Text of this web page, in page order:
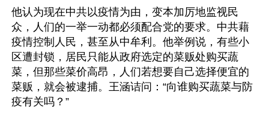
他认为现在中共以疫情为由，变本加厉地监视民
众，人们的一举一动都必须配合党的要求。中共藉
疫情控制人民，甚至从中牟利。他举例说，有些小
区遭封锁，居民只能从政府选定的菜贩处购买蔬
菜，但那些菜价高昂，人们若想要自己选择便宜的
菜贩，就会被逮捕。王涵诘问：“向谁购买蔬菜与防
疫有关吗？”